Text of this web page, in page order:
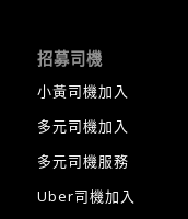
招募司機
小黃司機加入
多元司機加入
多元司機服務
Uber司機加入